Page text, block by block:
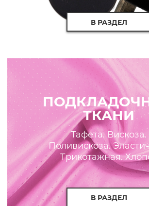
В РАЗДЕЛ
ТКАНИ
Тафета. Вискоза.
Поливискоза.
Трикотажная.
В РАЗДЕЛ